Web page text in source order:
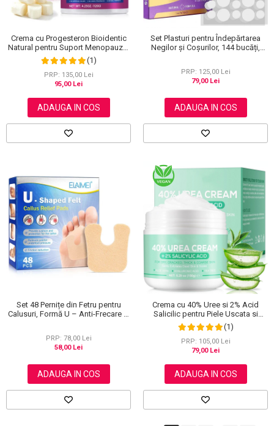
Crema cu Progesteron Bioidentic
Natural pentru Suport Menopauza,
Menstruatie si Echilibru Hormonal,
120 g
(1)
PRP: 135,00 Lei
95,00 Lei
ADAUGA IN COS
Set Plasturi pentru Îndepărtarea
Negilor și Coșurilor, 144 bucăți,
PRP: 125,00 Lei
79,00 Lei
ADAUGA IN COS
Set 48 Pernițe din Fetru pentru
Calusuri, Formă U – Anti-Frecare și
PRP: 78,00 Lei
58,00 Lei
ADAUGA IN COS
Crema cu 40% Uree si 2% Acid
Salicilic pentru Piele Uscata si
Crapata – Ingrijire Picioare si Maini,
150 g
(1)
PRP: 105,00 Lei
79,00 Lei
ADAUGA IN COS